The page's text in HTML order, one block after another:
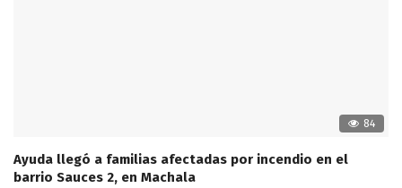
84
Ayuda llegó a familias afectadas por incendio en el
barrio Sauces 2, en Machala